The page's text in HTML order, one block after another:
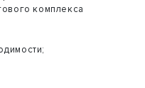
комплекса